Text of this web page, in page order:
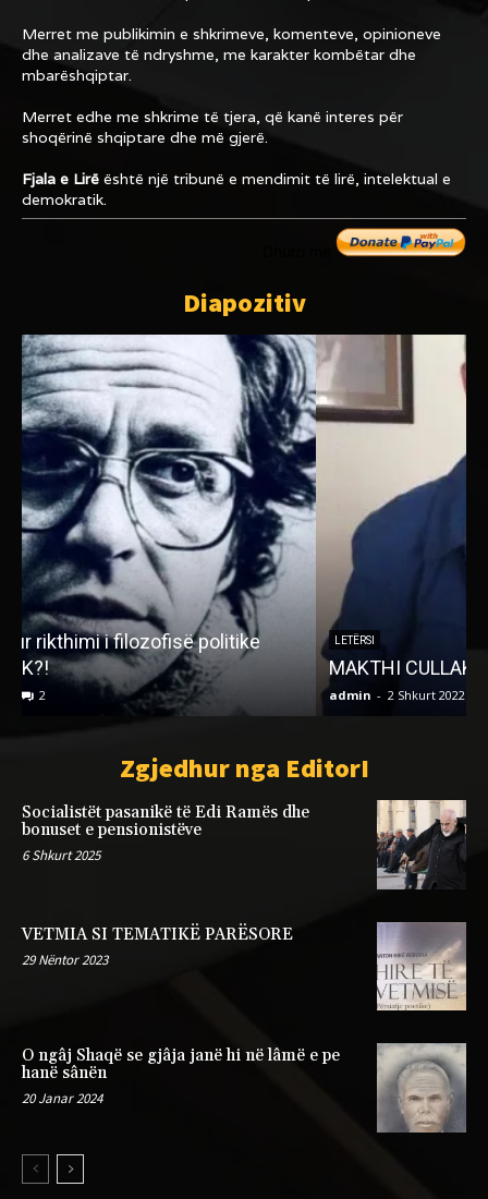
Merret me publikimin e shkrimeve, komenteve, opinioneve
dhe analizave të ndryshme, me karakter kombëtar dhe
mbarëshqiptar.
Merret edhe me shkrime të tjera, që kanë interes për
shoqërinë shqiptare dhe më gjerë.
Fjala e Lirë është një tribunë e mendimit të lirë, intelektual e
demokratik.
Diapozitiv
LETËRSI
MAKTHI CULLAK
admin 2 Shkurt 2022 0
Zgjedhur nga EditorI
Socialistët pasanikë të Edi Ramës dhe
bonuset e pensionistëve
6 Shkurt 2025
VETMIA SI TEMATIKË PARËSORE
29 Nëntor 2023
O ngâj Shaqë se gjâja janë hi në lâmë e pe
hanë sânën
20 Janar 2024